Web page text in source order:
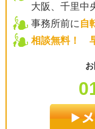
大阪、千里中
事務所前に 自
相談無料！